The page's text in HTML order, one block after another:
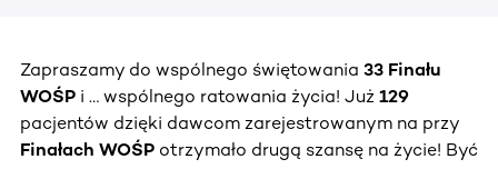
Zapraszamy do wspólnego świętowania 33 Finału
WOŚP i … wspólnego ratowania życia! Już 129
pacjentów dzięki dawcom zarejestrowanym na przy
Finałach WOŚP otrzymało drugą szansę na życie! Być